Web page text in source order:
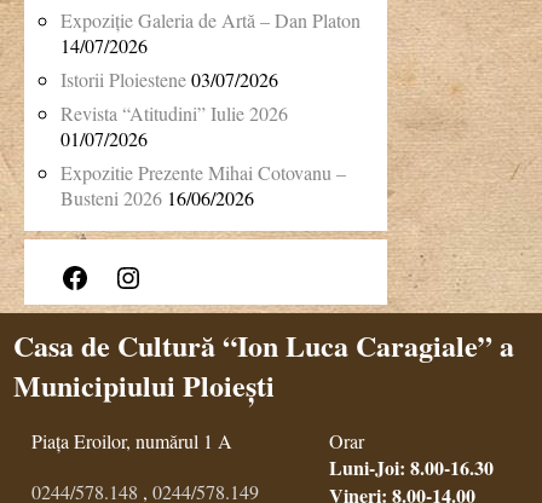
Expoziție Galeria de Artă – Dan Platon
14/07/2026
Istorii Ploiestene03/07/2026
Revista “Atitudini” Iulie 2026
01/07/2026
Expozitie Prezente Mihai Cotovanu –
Busteni 2026 16/06/2026
Facebook Instagram
Casa de Cultură “Ion Luca Caragiale” a
Municipiului Ploiești
Piața Eroilor, numărul 1 A
0244/578.148 ,0244/578.149
Orar
Luni-Joi: 8.00-16.30
Vineri: 8.00-14.00